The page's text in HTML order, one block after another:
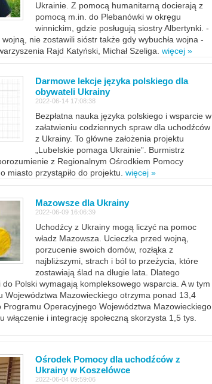
Ukrainie. Z pomocą humanitarną docierają z
pomocą m.in. do Plebanówki w okręgu
winnickim, gdzie posługują siostry Albertynki. -
nie zostawili sióstr także gdy wybuchła wojna -
Rajd Katyński, Michał Szeliga. więcej »
Darmowe lekcje języka polskiego dla
obywateli Ukrainy
2022-06-14 17:08:38
Bezpłatna nauka języka polskiego i wsparcie w
załatwieniu codziennych spraw dla uchodźców
z Ukrainy. To główne założenia projektu
„Lubelskie pomaga Ukrainie”. Burmistrz
z Regionalnym Ośrodkiem Pomocy
miasto przystąpiło do projektu. więcej »
Mazowsze dla Ukrainy
2022-06-09 16:06:39
Uchodźcy z Ukrainy mogą liczyć na pomoc
władz Mazowsza. Ucieczka przed wojną,
porzucenie swoich domów, rozłąka z
najbliższymi, strach i ból to przeżycia, które
zostawiają ślad na długie lata. Dlatego
Polski wymagają kompleksowego wsparcia. A w tym
Województwa Mazowieckiego otrzyma ponad 13,4
Programu Operacyjnego Województwa Mazowieckiego
i integrację społeczną skorzysta 1,5 tys.
Ośrodek Pomocy dla uchodźców z
Ukrainy w Koszelówce
2022-06-04 09:59:06